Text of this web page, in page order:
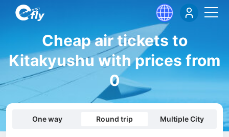
Cheap air tickets to
Kitakyushu with prices from
0
One way Round trip Multiple City